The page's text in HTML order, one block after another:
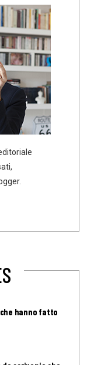
hanno fatto